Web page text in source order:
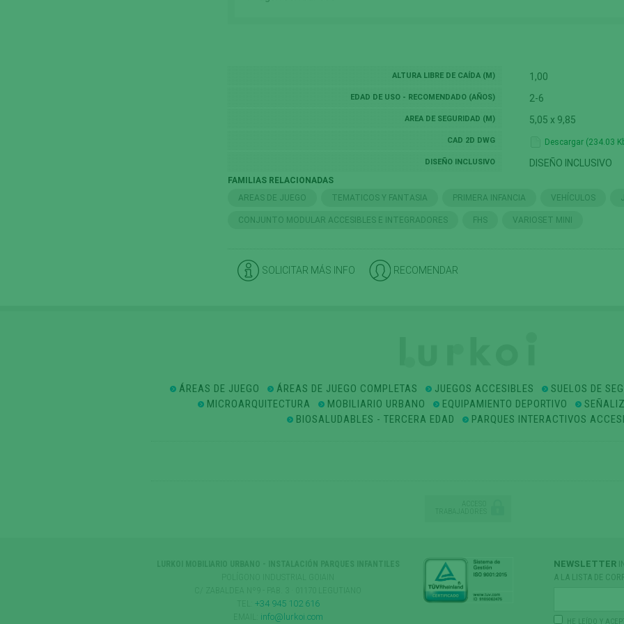
ALTURA LIBRE DE CAÍDA (M) 1,00
EDAD DE USO - RECOMENDADO (AÑOS) 2-6
AREA DE SEGURIDAD (M) 5,05 x 9,85
CAD 2D DWG Descargar (234.03
DISEÑO INCLUSIVO DISEÑO INCLUSIVO
FAMILIAS RELACIONADAS
AREAS DE JUEGO
TEMATICOS Y FANTASIA PRIMERA INFANCIA VEHÍCULOS
CONJUNTO MODULAR ACCESIBLES E INTEGRADORES FHS VARIOSET MINI
SOLICITAR MÁS INFO RECOMENDAR
ÁREAS DE JUEGO ÁREAS DE JUEGO COMPLETAS JUEGOS ACCESIBLES SUELOS DE
MICROARQUITECTURA
MOBILIARIO URBANO EQUIPAMIENTO DEPORTIVO
BIOSALUDABLES - TERCERA EDAD
PARQUES INTERACTIVOS
ACCESO
TRABAJADORES
+34 945 102 616
info@lurkoi.com
NEWSLETTER
A LA LISTA DE
HE LEÍDO Y